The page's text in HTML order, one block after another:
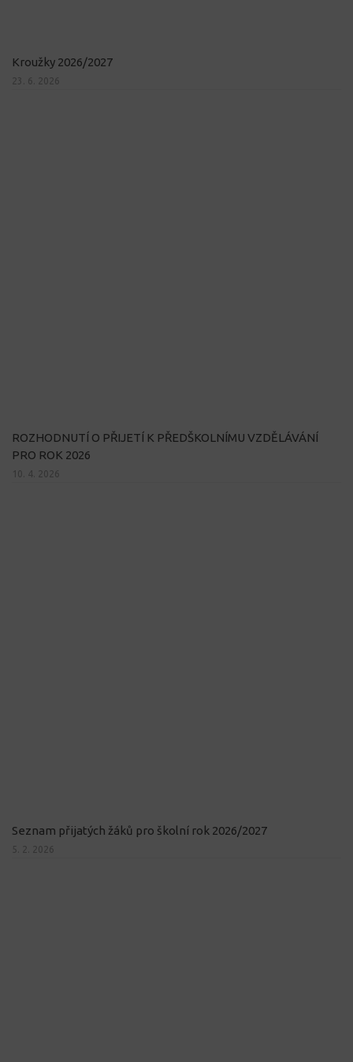
Kroužky 2026/2027
23. 6. 2026
ROZHODNUTÍ O PŘIJETÍ K PŘEDŠKOLNÍMU VZDĚLÁVÁNÍ
PRO ROK 2026
10. 4. 2026
Seznam přijatých žáků pro školní rok 2026/2027
5. 2. 2026